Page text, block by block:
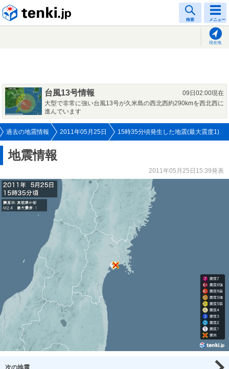
検索 メニュー
現在地
台風13号情報
09日02:00現在
大型で非常に強い台風13号が久米島の西北西約290kmを西北西に
進んでいます
過去の地震情報 2011年05月25日 15時35分頃発生した地震(最大震度1)
地震情報
2011年05月25日15:39発表
次の地震